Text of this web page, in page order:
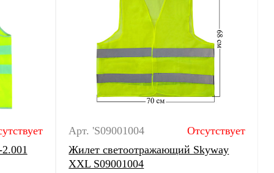
Арт. 'S09001004
Отсутствует
Жилет светоотражающий Skyway
XXL S09001004